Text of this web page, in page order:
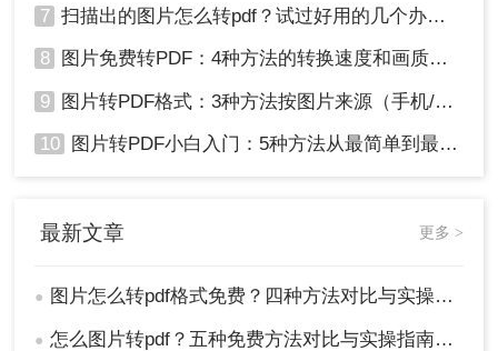
7 扫描出的图片怎么转pdf？试过好用的几个办法！
8 图片免费转PDF：4种方法的转换速度和画质损失对比！
9 图片转PDF格式：3种方法按图片来源（手机/相机/截图）选！
10 图片转PDF小白入门：5种方法从最简单到最专业逐步升级！
最新文章 更多 >
● 图片怎么转pdf格式免费？四种方法对比与实操指南（附详细表格）!
● 怎么图片转pdf？五种免费方法对比与实操指南（附详细表格）！